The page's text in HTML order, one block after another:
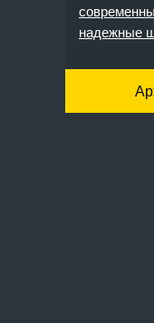
надежные